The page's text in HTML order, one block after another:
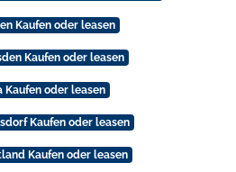
Kaufen oder leasen
Kaufen oder leasen
Kaufen oder leasen
Kaufen oder leasen
Kaufen oder leasen